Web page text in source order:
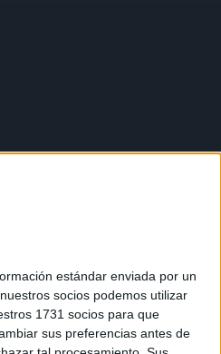
estándar enviada por un
socios podemos utilizar
1731 socios para que
sus preferencias antes de